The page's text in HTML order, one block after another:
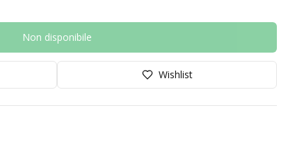
Non disponibile
Wishlist